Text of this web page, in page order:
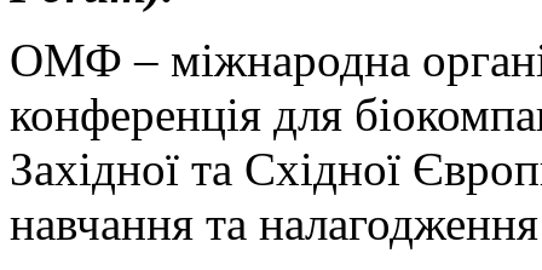
ОМФ – міжнародна
конференція для
Західної та Східної
навчання та